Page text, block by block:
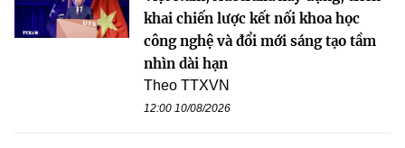
khai chiến lược kết nối khoa học
công nghệ và đổi mới sáng tạo tầm
nhìn dài hạn
Theo TTXVN
12:00 10/08/2026